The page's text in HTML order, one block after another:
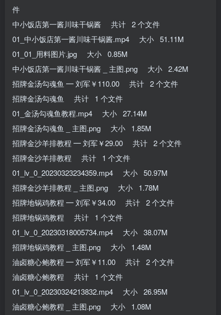
件
中小饭店第一酱川味干锅酱 共计 2 个文件
01_中小饭店第一酱川味干锅酱.mp4 大小 51.11M
01_01_用料图片.jpg 大小 0.85M
中小饭店第一酱川味干锅酱 _ 主图.png 大小 2.42M
招牌金汤勾魂鱼 ━ 刘军￥110.00 共计 2 个文件
招牌金汤勾魂鱼 共计 1 个文件
01_金汤勾魂鱼教程.mp4 大小 27.14M
招牌金汤勾魂鱼 _ 主图.png 大小 1.85M
招牌金沙羊排教程 ━ 刘军￥29.00 共计 2 个文件
招牌金沙羊排教程 共计 1 个文件
01_lv_0_20230323234359.mp4 大小 50.97M
招牌金沙羊排教程 _ 主图.png 大小 1.78M
招牌地锅鸡教程 ━ 刘军￥34.00 共计 2 个文件
招牌地锅鸡教程 共计 1 个文件
01_lv_0_20230318005734.mp4 大小 38.07M
招牌地锅鸡教程 _ 主图.png 大小 1.48M
油卤糖心鲍教程 ━ 刘军￥11.00 共计 2 个文件
油卤糖心鲍教程 共计 1 个文件
01_lv_0_20230324213832.mp4 大小 26.95M
油卤糖心鲍教程 _ 主图.png 大小 1.08M